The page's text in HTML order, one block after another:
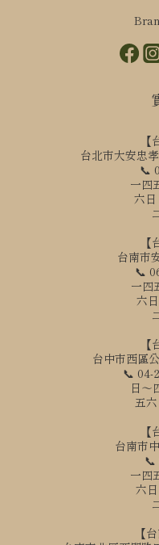
台北市大安忠
📞
一四
六日
台南市
📞
一四
六
台中市西區
📞 04-
日～
五
台南市
📞
一四
六
【